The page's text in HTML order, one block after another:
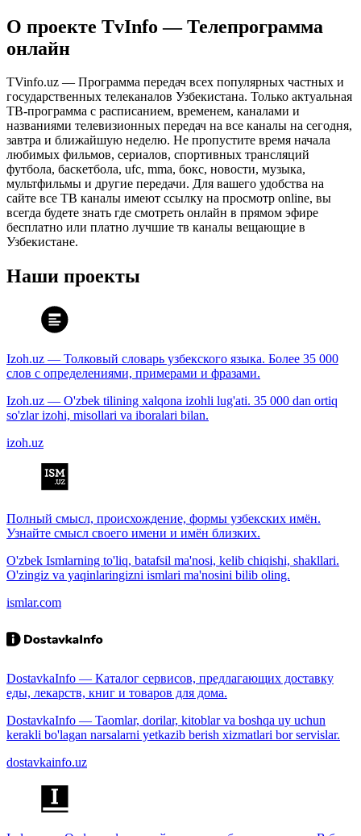
О проекте TvInfo — Телепрограмма
онлайн
TVinfo.uz — Программа передач всех популярных частных и
государственных телеканалов Узбекистана. Только актуальная
ТВ-программа с расписанием, временем, каналами и
названиями телевизионных передач на все каналы на сегодня,
завтра и ближайшую неделю. Не пропустите время начала
любимых фильмов, сериалов, спортивных трансляций
футбола, баскетбола, ufc, mma, бокс, новости, музыка,
мультфильмы и другие передачи. Для вашего удобства на
сайте все ТВ каналы имеют ссылку на просмотр online, вы
всегда будете знать где смотреть онлайн в прямом эфире
бесплатно или платно лучшие тв каналы вещающие в
Узбекистане.
Наши проекты
Izoh.uz — Толковый словарь узбекского языка. Более 35 000
слов с определениями, примерами и фразами.
Izoh.uz — O'zbek tilining xalqona izohli lug'ati. 35 000 dan ortiq
so'zlar izohi, misollari va iboralari bilan.
izoh.uz
Полный смысл, происхождение, формы узбекских имён.
Узнайте смысл своего имени и имён близких.
O'zbek Ismlarning to'liq, batafsil ma'nosi, kelib chiqishi, shakllari.
O'zingiz va yaqinlaringizni ismlari ma'nosini bilib oling.
ismlar.com
DostavkaInfo — Каталог сервисов, предлагающих доставку
еды, лекарств, книг и товаров для дома.
DostavkaInfo — Taomlar, dorilar, kitoblar va boshqa uy uchun
kerakli bo'lagan narsalarni yetkazib berish xizmatlari bor servislar.
dostavkainfo.uz